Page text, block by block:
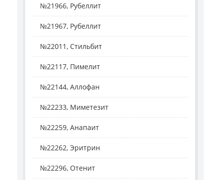
№21966, Рубеллит
№21967, Рубеллит
№22011, Стильбит
№22117, Пимелит
№22144, Аллофан
№22233, Миметезит
№22259, Анапаит
№22262, Эритрин
№22296, Отенит